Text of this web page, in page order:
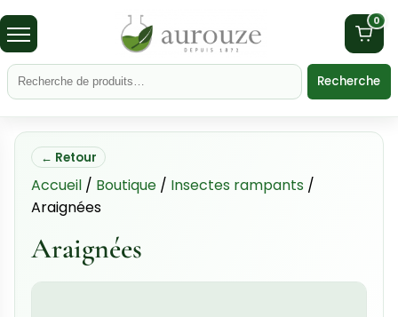
0
Recherche
← Retour
Accueil / Boutique / Insectes rampants /
Araignées
Araignées